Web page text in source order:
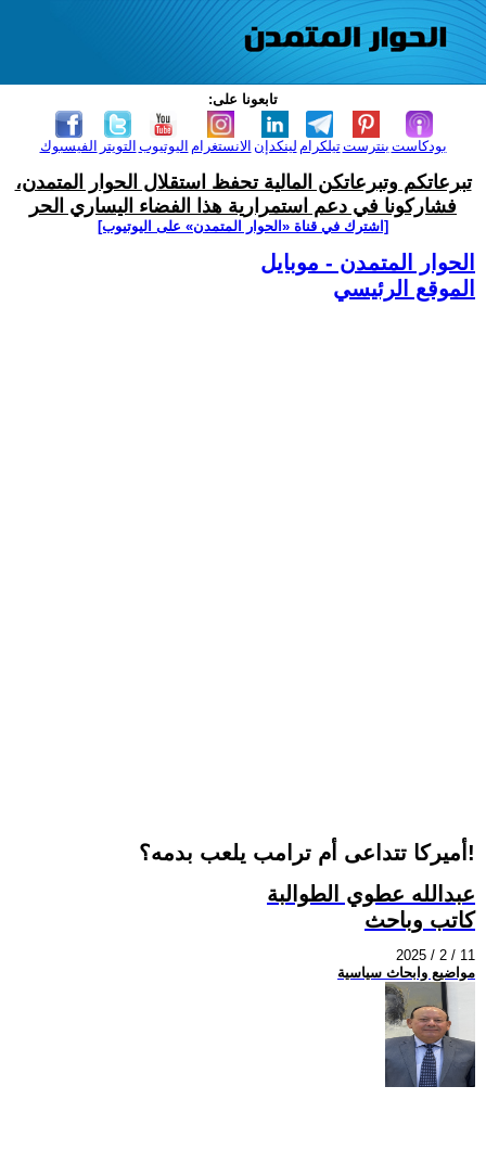
تابعونا على:
الفيسبوك التويتر اليوتيوب الانستغرام لينكدإن تيلكرامبنترست بودكاست
تبرعاتكم وتبرعاتكن المالية تحفظ استقلال الحوار المتمدن،
فشاركونا في دعم استمرارية هذا الفضاء اليساري الحر
[اشترك في قناة ‫«الحوار المتمدن» على اليوتيوب]
الحوار المتمدن - موبايل
الموقع الرئيسي
أميركا تتداعى أم ترامب يلعب بدمه؟!
عبدالله عطوي الطوالبة
كاتب وباحث
2025 / 2 / 11
مواضيع وابحاث سياسية